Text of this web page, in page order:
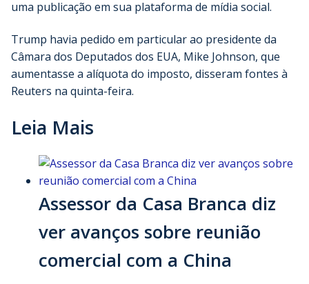
uma publicação em sua plataforma de mídia social.
Trump havia pedido em particular ao presidente da
Câmara dos Deputados dos EUA, Mike Johnson, que
aumentasse a alíquota do imposto, disseram fontes à
Reuters na quinta-feira.
Leia Mais
Assessor da Casa Branca diz
ver avanços sobre reunião
comercial com a China